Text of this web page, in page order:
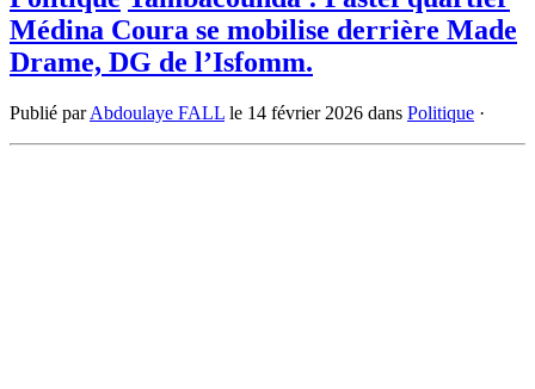
Médina Coura se mobilise derrière Made
Drame, DG de l’Isfomm.
Publié parAbdoulaye FALL le 14 février 2026 dans Politique ·